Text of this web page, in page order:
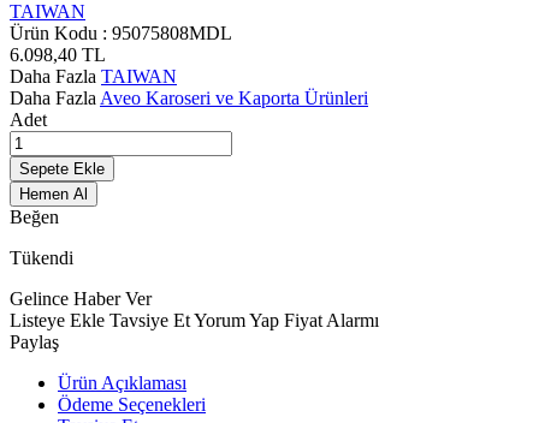
TAIWAN
Ürün Kodu : 95075808MDL
6.098,40 TL
Daha Fazla TAIWAN
Daha Fazla Aveo Karoseri ve Kaporta Ürünleri
Adet
Sepete Ekle
Hemen Al
Beğen
Tükendi
Gelince Haber Ver
Listeye Ekle Tavsiye EtYorum Yap Fiyat Alarmı
Paylaş
Ürün Açıklaması
Ödeme Seçenekleri